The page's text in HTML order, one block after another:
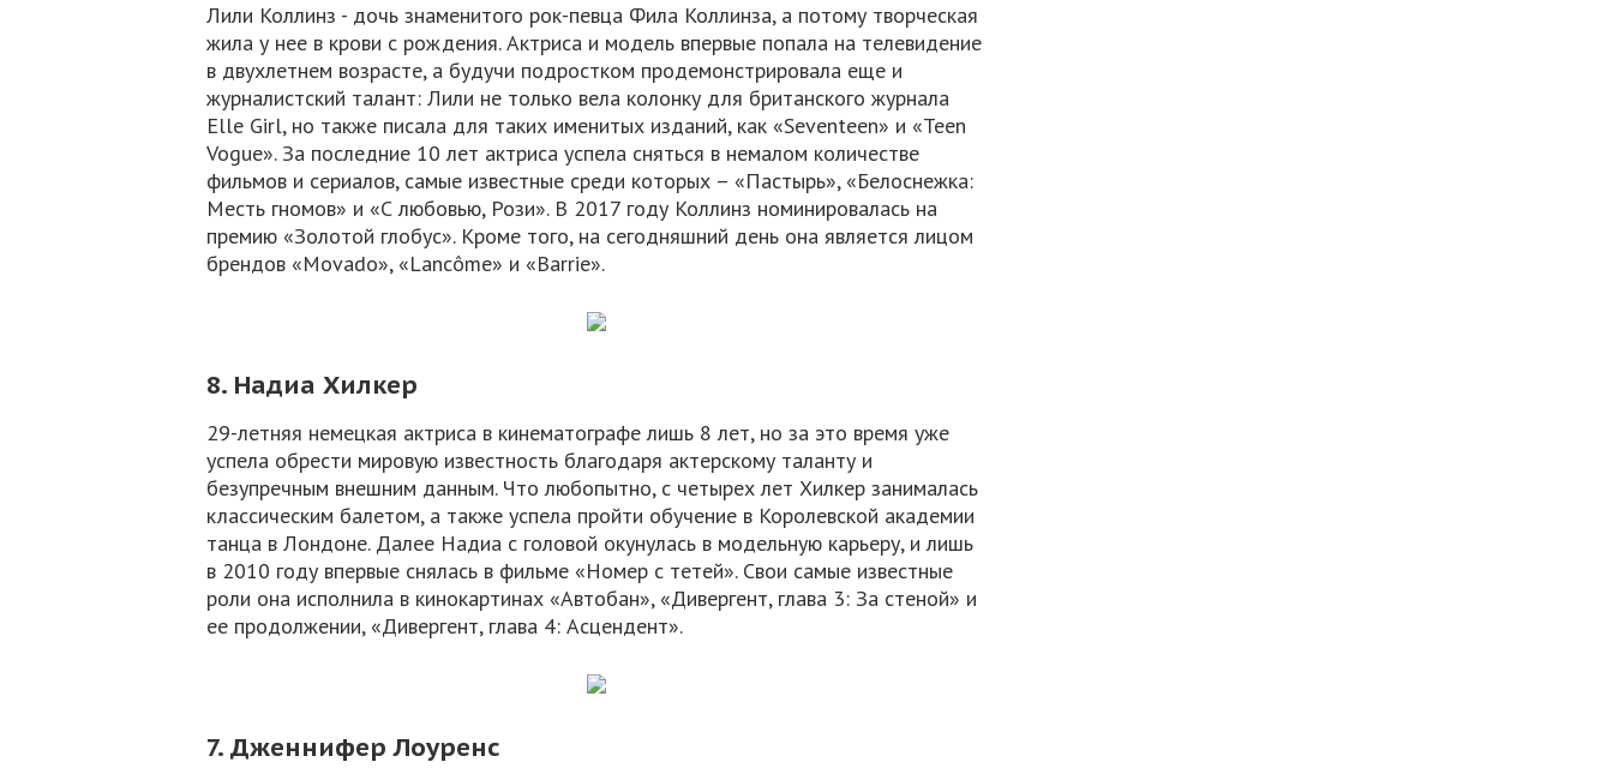
Лили Коллинз - дочь знаменитого рок-певца Фила Коллинза, а потому творческая
жила у нее в крови с рождения. Актриса и модель впервые попала на телевидение
в двухлетнем возрасте, а будучи подростком продемонстрировала еще и
журналистский талант: Лили не только вела колонку для британского журнала
Elle Girl, но также писала для таких именитых изданий, как «Seventeen» и «Teen
Vogue». За последние 10 лет актриса успела сняться в немалом количестве
фильмов и сериалов, самые известные среди которых – «Пастырь», «Белоснежка:
Месть гномов» и «С любовью, Рози». В 2017 году Коллинз номинировалась на
премию «Золотой глобус». Кроме того, на сегодняшний день она является лицом
брендов «Movado», «Lancôme» и «Barrie».
8. Надиа Хилкер
29-летняя немецкая актриса в кинематографе лишь 8 лет, но за это время уже
успела обрести мировую известность благодаря актерскому таланту и
безупречным внешним данным. Что любопытно, с четырех лет Хилкер занималась
классическим балетом, а также успела пройти обучение в Королевской академии
танца в Лондоне. Далее Надиа с головой окунулась в модельную карьеру, и лишь
в 2010 году впервые снялась в фильме «Номер с тетей». Свои самые известные
роли она исполнила в кинокартинах «Автобан», «Дивергент, глава 3: За стеной» и
ее продолжении, «Дивергент, глава 4: Асцендент».
7. Дженнифер Лоуренс